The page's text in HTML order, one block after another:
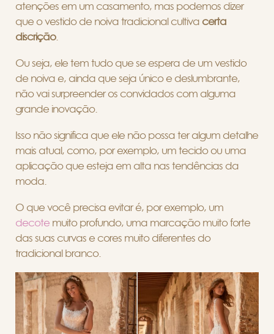
atenções em um casamento, mas podemos dizer
que o vestido de noiva tradicional cultiva certa
discrição.
Ou seja, ele tem tudo que se espera de um vestido
de noiva e, ainda que seja único e deslumbrante,
não vai surpreender os convidados com alguma
grande inovação.
Isso não significa que ele não possa ter algum detalhe
mais atual, como, por exemplo, um tecido ou uma
aplicação que esteja em alta nas tendências da
moda.
O que você precisa evitar é, por exemplo, um
decote muito profundo, uma marcação muito forte
das suas curvas e cores muito diferentes do
tradicional branco.